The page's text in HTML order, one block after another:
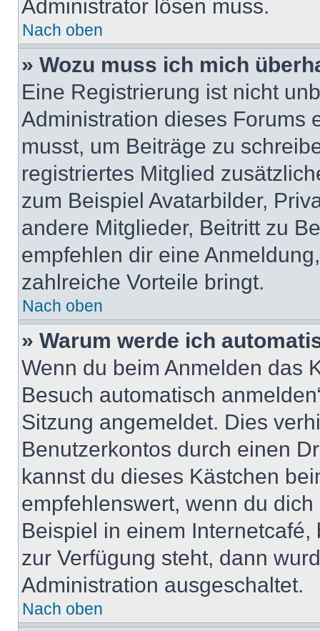
Administrator lösen muss.
Nach oben
» Wozu muss ich mich
Eine Registrierung ist nicht
Administration dieses Forums
musst, um Beiträge zu
registriertes Mitglied
zum Beispiel Avatarbilder,
andere Mitglieder, Beitritt zu
empfehlen dir eine
zahlreiche Vorteile bringt.
Nach oben
» Warum werde ich
Wenn du beim Anmelden das
Besuch automatisch
Sitzung angemeldet. Dies
Benutzerkontos durch einen
kannst du dieses Kästchen
empfehlenswert, wenn du
Beispiel in einem
zur Verfügung steht, dann
Administration ausgeschaltet.
Nach oben